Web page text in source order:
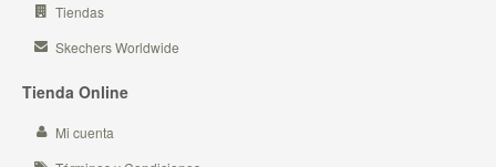
Tiendas
Skechers Worldwide
Tienda Online
Mi cuenta